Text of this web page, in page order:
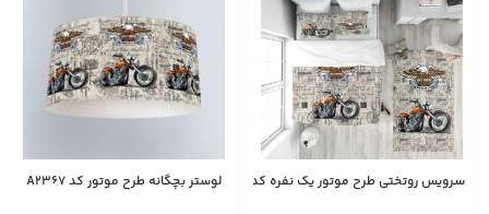
سرویس روتختی طرح موتور یک نفره کد A2367 لوستر بچگانه طرح موتور کد A2367